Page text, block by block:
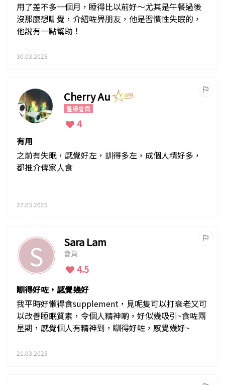
用了差不多一個月，睡得比以前好～尤其是午餐過後
沒那麼想瞓覺，介紹咗畀朋友，他是習慣性失眠的，
他說有一點幫助！
30.03.2025
Cherry Au
星級會員
4
有用
之前有失眠，感覺好左，訓得多左，成個人精好多，
都推介俾家人食
27.03.2025
S Sara Lam
會員
4.5
瞓得好咗，感覺幾好
我平時好懶得食supplement，見呢隻可以打衰老又可
以改善睡眠質素，令個人精神啲，好似幾吸引~食咗兩
星期，感覺個人有精神到，瞓得好咗，感覺幾好~
21.03.2025